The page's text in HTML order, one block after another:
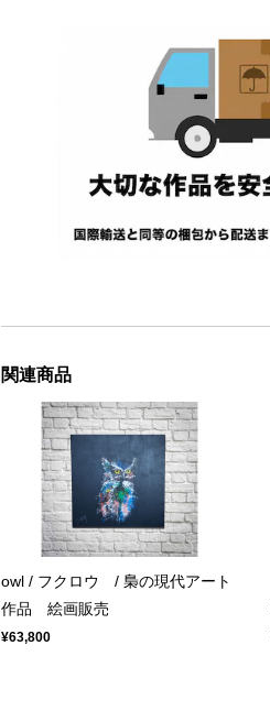
関連商品
owl / フクロウ / 梟の現代アート
作品 絵画販売
¥63,800